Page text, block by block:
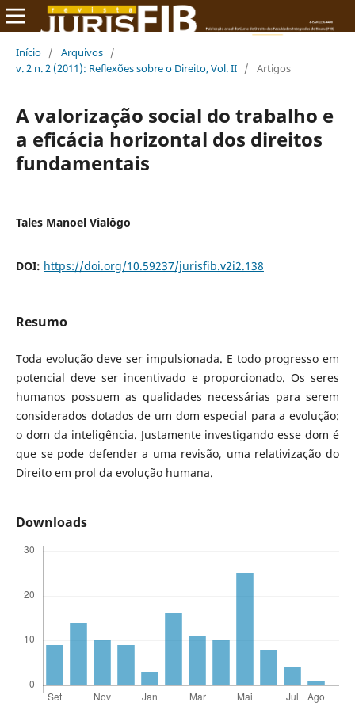
Início / Arquivos /
v. 2 n. 2 (2011): Reflexões sobre o Direito, Vol. II / Artigos
A valorização social do trabalho e
a eficácia horizontal dos direitos
fundamentais
Tales Manoel Vialôgo
DOI: https://doi.org/10.59237/jurisfib.v2i2.138
Resumo
Toda evolução deve ser impulsionada. E todo progresso em
potencial deve ser incentivado e proporcionado. Os seres
humanos possuem as qualidades necessárias para serem
considerados dotados de um dom especial para a evolução:
o dom da inteligência. Justamente investigando esse dom é
que se pode defender a uma revisão, uma relativização do
Direito em prol da evolução humana.
Downloads